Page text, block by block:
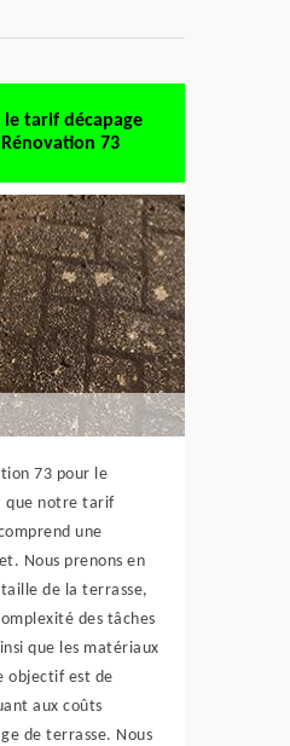
le tarif décapage
73
73 pour le
que notre tarif
une
Nous prenons en
de la terrasse,
des tâches
que les matériaux
objectif est de
aux coûts
de terrasse. Nous